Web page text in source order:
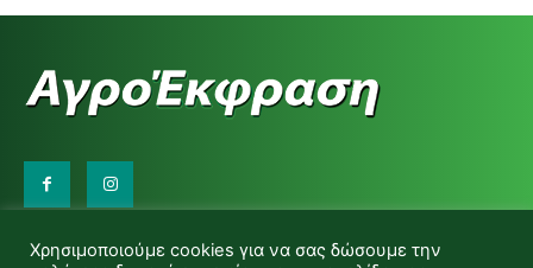
d.makas@yahoo.gr
Χρησιμοποιούμε cookies για να σας δώσουμε την